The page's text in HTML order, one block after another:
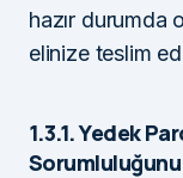
hazır durumda
elinize teslim
1.3.1. Yedek
Sorumluluğunu